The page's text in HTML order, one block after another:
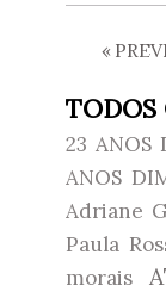
«
TODOS
23 ANOS
ANOS
Adriane
Paula
morais